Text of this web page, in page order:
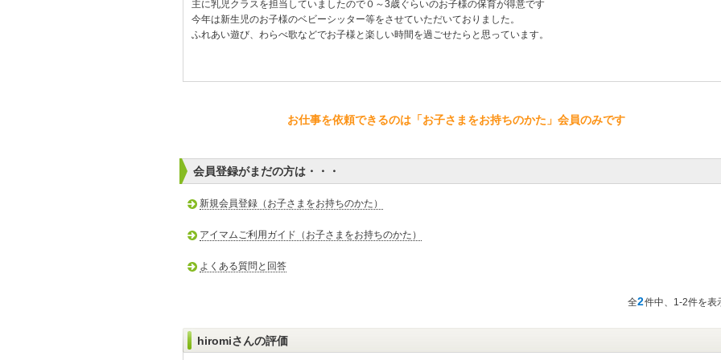
主に乳児クラスを担当していましたので０～3歳ぐらいのお子様の保育が得意です
今年は新生児のお子様のベビーシッター等をさせていただいておりました。
ふれあい遊び、わらべ歌などでお子様と楽しい時間を過ごせたらと思っています。
お仕事を依頼できるのは「お子さまをお持ちのかた」会員のみです
会員登録がまだの方は・・・
新規会員登録（お子さまをお持ちのかた）
アイマムご利用ガイド（お子さまをお持ちのかた）
よくある質問と回答
全2件中、1-2件を表
hiromiさんの評価